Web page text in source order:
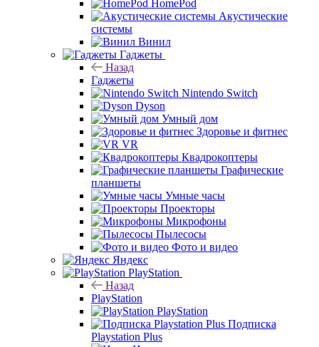
HomePod
Акустические
системы
Винил
Гаджеты
Назад
Гаджеты
Nintendo Switch
Dyson
Умный дом
Здоровье и фитнес
VR
Квадрокоптеры
Графические
планшеты
Умные часы
Проекторы
Микрофоны
Пылесосы
Фото и видео
Яндекс
PlayStation
Назад
PlayStation
PlayStation
Подписка
Playstation Plus